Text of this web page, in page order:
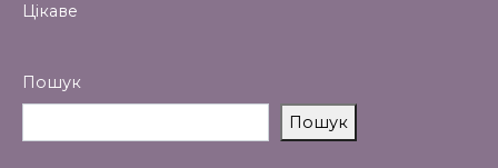
Цікаве
Пошук
Пошук